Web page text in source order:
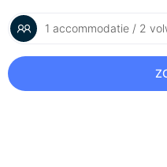
1 accommodatie / 2